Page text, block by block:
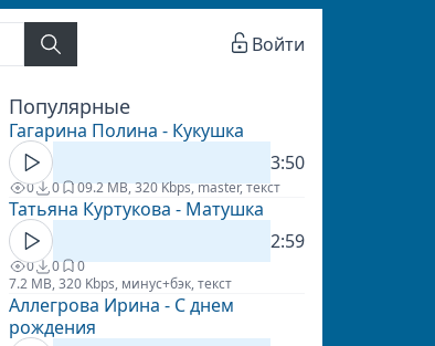
Войти
Популярные
Гагарина Полина - Кукушка
3:50
0 0 09.2 MB, 320 Kbps, master, текст
Татьяна Куртукова - Матушка
2:59
0 0
0
7.2 MB, 320 Kbps, минус+бэк, текст
Аллегрова Ирина - С днем
рождения